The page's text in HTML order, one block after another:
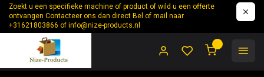
Zoekt u een specifieke machine of product of wild u een offerte
ontvangen Contacteer ons dan direct Bel of mail naar
+31621803866 ofinfo@nize-products.nl